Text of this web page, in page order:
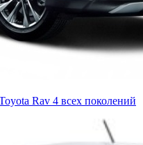
Rav 4 всех поколений